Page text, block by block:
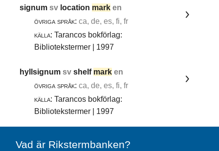
signumsv location mark en
övriga språk: ca, de, es, fi, fr
källa: Tarancos bokförlag:
Bibliotekstermer | 1997
hyllsignumsvshelf mark en
övriga språk: ca, de, es, fi, fr
källa: Tarancos bokförlag:
Bibliotekstermer | 1997
Vad är Rikstermbanken?